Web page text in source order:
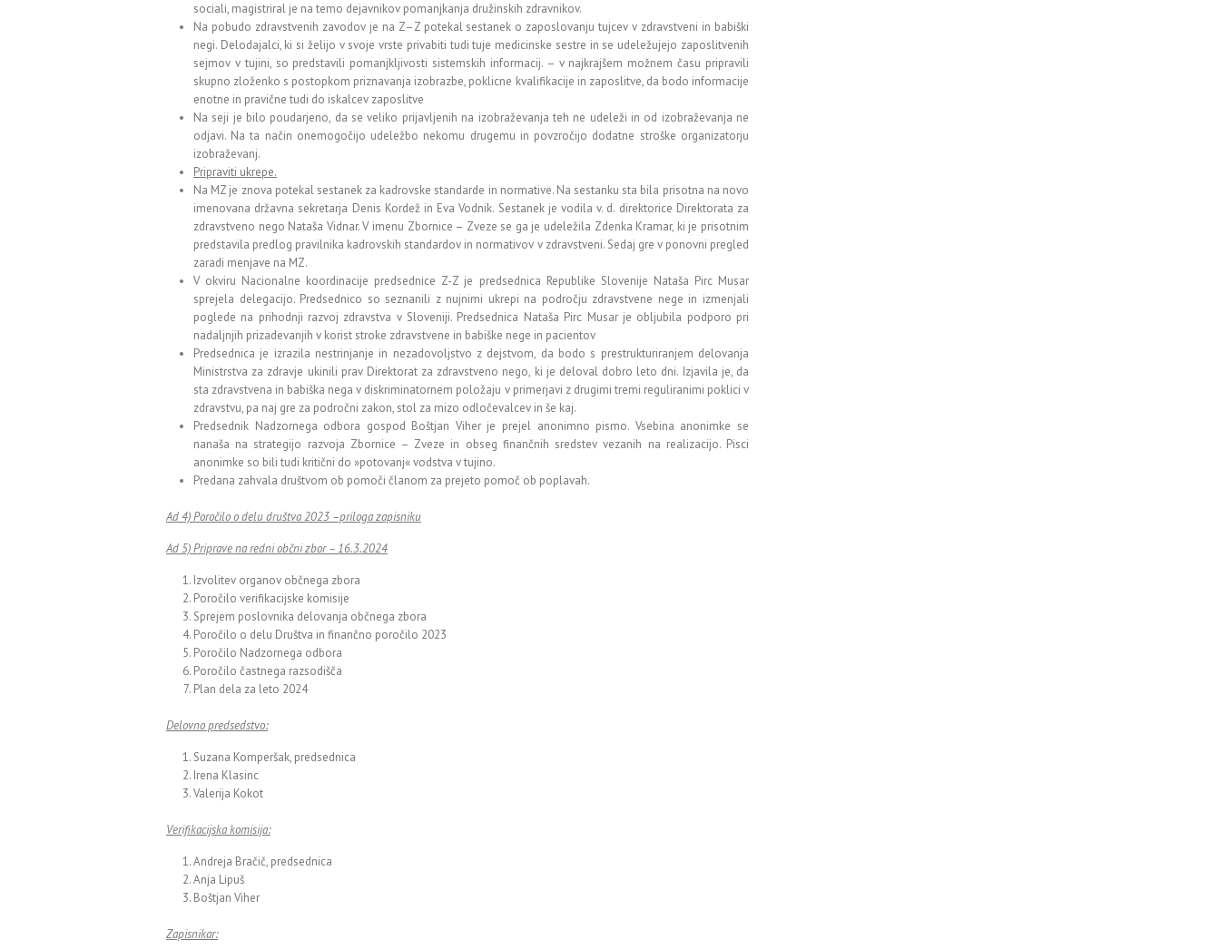
sociali, magistriral je na temo dejavnikov pomanjkanja družinskih zdravnikov.
Na pobudo zdravstvenih zavodov je na Z–Z potekal sestanek o zaposlovanju tujcev v zdravstveni in babiški
negi. Delodajalci, ki si želijo v svoje vrste privabiti tudi tuje medicinske sestre in se udeležujejo zaposlitvenih
sejmov v tujini, so predstavili pomanjkljivosti sistemskih informacij. – v najkrajšem možnem času pripravili
skupno zloženko s postopkom priznavanja izobrazbe, poklicne kvalifikacije in zaposlitve, da bodo informacije
enotne in pravične tudi do iskalcev zaposlitve
Na seji je bilo poudarjeno, da se veliko prijavljenih na izobraževanja teh ne udeleži in od izobraževanja ne
odjavi. Na ta način onemogočijo udeležbo nekomu drugemu in povzročijo dodatne stroške organizatorju
izobraževanj.
Pripraviti ukrepe.
Na MZ je znova potekal sestanek za kadrovske standarde in normative. Na sestanku sta bila prisotna na novo
imenovana državna sekretarja Denis Kordež in Eva Vodnik. Sestanek je vodila v. d. direktorice Direktorata za
zdravstveno nego Nataša Vidnar. V imenu Zbornice – Zveze se ga je udeležila Zdenka Kramar, ki je prisotnim
predstavila predlog pravilnika kadrovskih standardov in normativov v zdravstveni. Sedaj gre v ponovni pregled
zaradi menjave na MZ.
V okviru Nacionalne koordinacije predsednice Z-Z je predsednica Republike Slovenije Nataša Pirc Musar
sprejela delegacijo. Predsednico so seznanili z nujnimi ukrepi na področju zdravstvene nege in izmenjali
poglede na prihodnji razvoj zdravstva v Sloveniji. Predsednica Nataša Pirc Musar je obljubila podporo pri
nadaljnjih prizadevanjih v korist stroke zdravstvene in babiške nege in pacientov
Predsednica je izrazila nestrinjanje in nezadovoljstvo z dejstvom, da bodo s prestrukturiranjem delovanja
Ministrstva za zdravje ukinili prav Direktorat za zdravstveno nego, ki je deloval dobro leto dni. Izjavila je, da
sta zdravstvena in babiška nega v diskriminatornem položaju v primerjavi z drugimi tremi reguliranimi poklici v
zdravstvu, pa naj gre za področni zakon, stol za mizo odločevalcev in še kaj.
Predsednik Nadzornega odbora gospod Boštjan Viher je prejel anonimno pismo. Vsebina anonimke se
nanaša na strategijo razvoja Zbornice – Zveze in obseg finančnih sredstev vezanih na realizacijo. Pisci
anonimke so bili tudi kritični do »potovanj« vodstva v tujino.
Predana zahvala društvom ob pomoči članom za prejeto pomoč ob poplavah.
Ad 4) Poročilo o delu društva 2023 –priloga zapisniku
Ad 5) Priprave na redni občni zbor – 16.3.2024
Izvolitev organov občnega zbora
Poročilo verifikacijske komisije
Sprejem poslovnika delovanja občnega zbora
Poročilo o delu Društva in finančno poročilo 2023
Poročilo Nadzornega odbora
Poročilo častnega razsodišča
Plan dela za leto 2024
Delovno predsedstvo:
Suzana Komperšak, predsednica
Irena Klasinc
Valerija Kokot
Verifikacijska komisija:
Andreja Bračič, predsednica
Anja Lipuš
Boštjan Viher
Zapisnikar: